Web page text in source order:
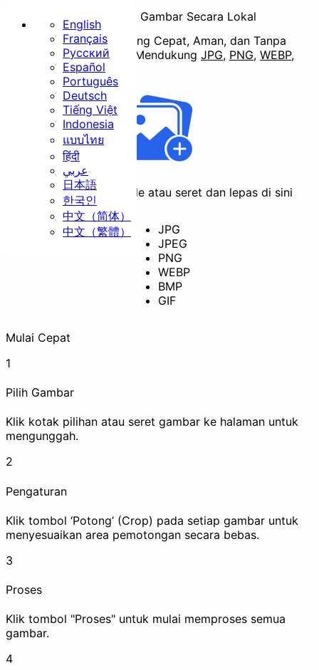
Beranda
Ubah Ukuran Potong
Konversi
Tingkatkan
Animasi
Potong Batch Gambar Secara Lokal
Pemotongan Gambar yang Cepat, Aman, dan Tanpa
Batas di Browser Anda.
Mendukung JPG, PNG, WEBP,
GIF
Klik untuk memilih file atau seret dan lepas di sini
JPG
JPEG
PNG
WEBP
BMP
GIF
Mulai Cepat
1
Pilih Gambar
Klik kotak pilihan atau seret gambar ke halaman untuk
mengunggah.
2
Pengaturan
Klik tombol ‘Potong’ (Crop) pada setiap gambar untuk
menyesuaikan area pemotongan secara bebas.
3
Proses
Klik tombol "Proses" untuk mulai memproses semua
gambar.
4
English
Français
Русский
Español
Português
Deutsch
Tiếng Việt
Indonesia
แบบไทย
हिंदी
عربي
日本語
한국인
中文（简体）
中文（繁體）